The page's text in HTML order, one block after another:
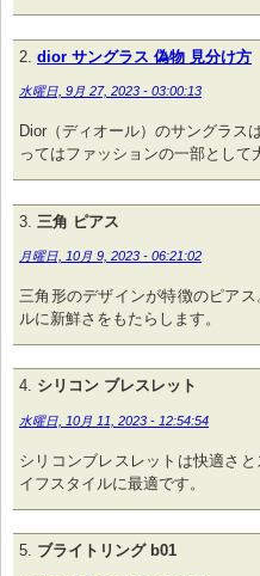
dior サングラス 偽物 見分け方
水曜日, 9月 27, 2023 - 03:00:13
Dior（ディオール）のサングラス
ってはファッションの一部として
三角 ピアス
月曜日, 10月 9, 2023 - 06:21:02
三角形のデザインが特徴のピア
ルに新鮮さをもたらします。
シリコン ブレスレット
水曜日, 10月 11, 2023 - 12:54:54
シリコンブレスレットは快適さ
イフスタイルに最適です。
ブライトリング b01